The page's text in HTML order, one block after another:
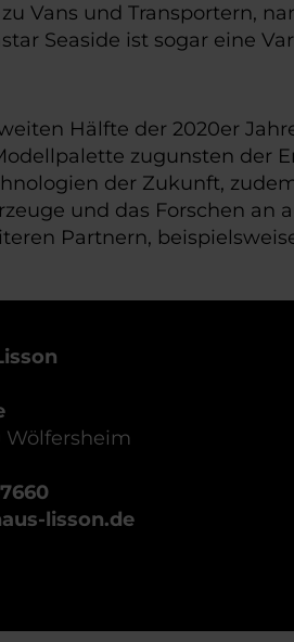
Vans und Transportern,
Seaside ist sogar eine
Hälfte der 2020er
zugunsten der
der Zukunft,
und das Forschen an
Partnern,
Wölfersheim
lisson.de